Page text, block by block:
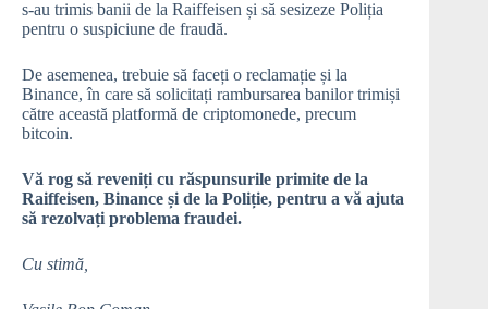
s-au trimis banii de la Raiffeisen și să sesizeze Poliția
pentru o suspiciune de fraudă.
De asemenea, trebuie să faceți o reclamație și la
Binance, în care să solicitați rambursarea banilor trimiși
către această platformă de criptomonede, precum
bitcoin.
Vă rog să reveniți cu răspunsurile primite de la
Raiffeisen, Binance și de la Poliție, pentru a vă ajuta
să rezolvați problema fraudei.
Cu stimă,